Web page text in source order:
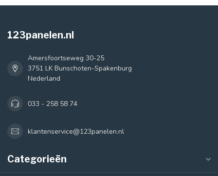
123panelen.nl
Amersfoortseweg 30-25
3751 LK Bunschoten-Spakenburg
Nederland
033 - 258 58 74
klantenservice@123panelen.nl
Categorieën